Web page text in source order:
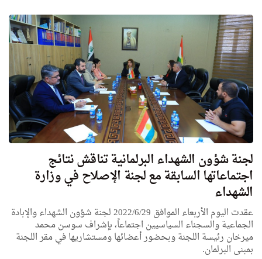
لجنة شؤون الشهداء البرلمانية تناقش نتائج
اجتماعاتها السابقة مع لجنة الإصلاح في وزارة
الشهداء
عقدت اليوم الأربعاء الموافق 2022/6/29 لجنة شؤون الشهداء والإبادة
الجماعية والسجناء السياسيين اجتماعاً، بإشراف سوسن محمد
ميرخان رئيسة اللجنة وبحضور أعضائها ومستشاريها في مقر اللجنة
بمبنى البرلمان.